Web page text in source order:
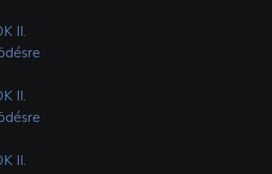
II.
II.
II.